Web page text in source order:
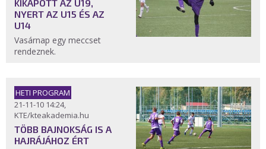
KIKAPOTT AZ U19,
NYERT AZ U15 ÉS AZ
U14
Vasárnap egy meccset
rendeznek.
HETI PROGRAM
21-11-10 14:24,
KTE/kteakademia.hu
TÖBB BAJNOKSÁG IS A
HAJRÁJÁHOZ ÉRT